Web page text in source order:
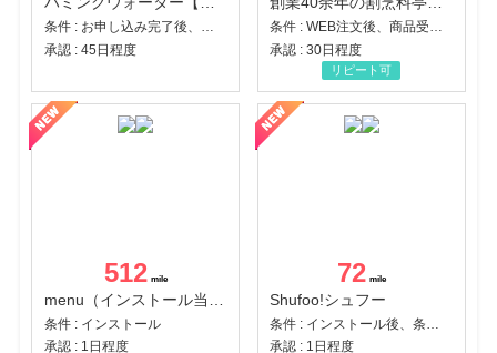
条件 : お申し込み完了後、決済登録完了と1ヶ月以内のサーバー初回設置。
承認 : 45日程度
条件 : WEB注文後、商品受け取り+入金確認時点
承認 : 30日程度
リピート可
512
条件 : インストール
承認 : 1日程度
72
Shufoo!シュフー
承認 : 1日程度